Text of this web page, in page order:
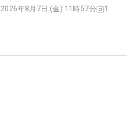
2026年8月7日 (金) 11時57分 1